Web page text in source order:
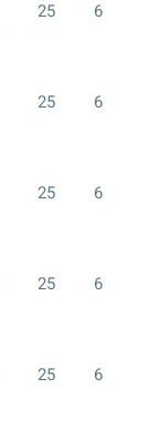
25 6
25 6
25 6
25 6
25 6